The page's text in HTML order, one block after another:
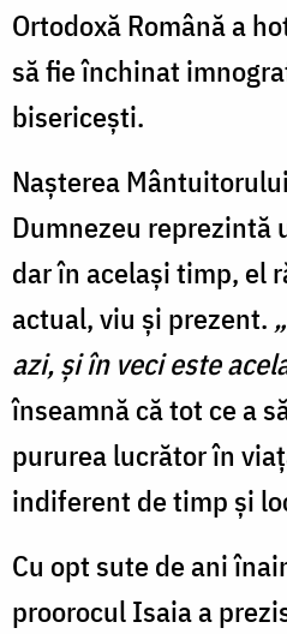
Ortodoxă Română a
să fie închinat
bisericești.
Nașterea
Dumnezeu reprezintă
dar în același timp, el
actual, viu și prezent.
azi, și în veci este
înseamnă că tot ce a
pururea lucrător în
indiferent de timp și
Cu opt sute de ani
proorocul Isaia a